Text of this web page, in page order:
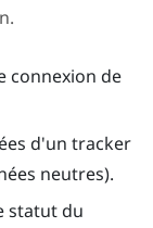
connexion de
d'un tracker
neutres).
statut du